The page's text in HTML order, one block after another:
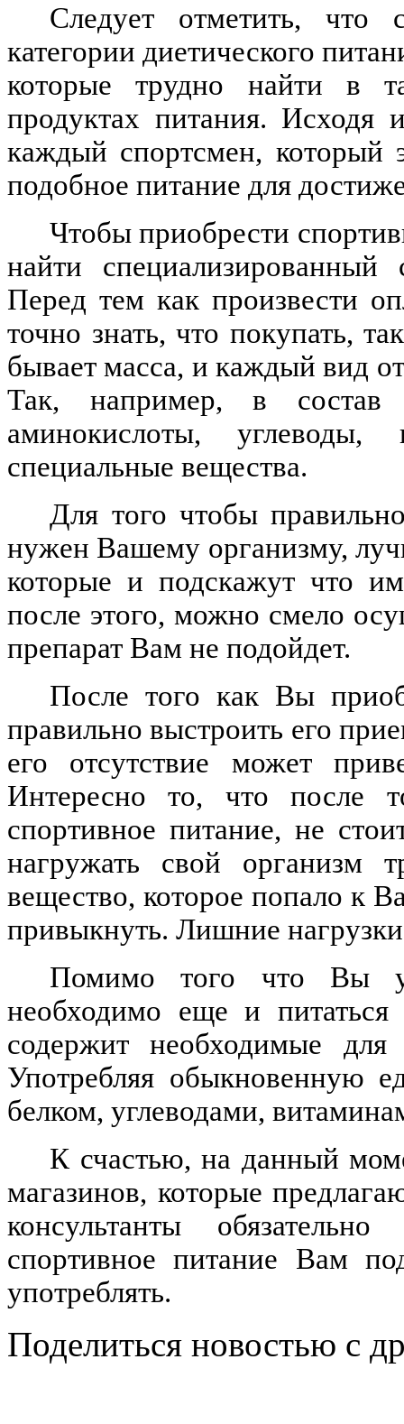
Следует отметить, что
категории диетического
которые трудно найти в
продуктах питания. Исходя
каждый спортсмен, который
подобное питание для
Чтобы приобрести
найти
Перед тем как произвести
точно знать, что покупать,
бывает масса, и каждый вид
Так, например, в состав
аминокислоты,
специальные вещества.
Для того чтобы
нужен Вашему организму,
которые и подскажут что
после этого, можно смело
препарат Вам не подойдет.
После того как Вы
правильно выстроить его
его отсутствие может
Интересно то, что после
спортивное питание, не
нагружать свой организм
вещество, которое попало к
привыкнуть. Лишние
Помимо того что Вы
необходимо еще и
содержит необходимые
Употребляя обыкновенную
белком, углеводами,
К счастью, на данный
магазинов, которые
консультанты
спортивное питание Вам
употреблять.
Поделиться новостью с